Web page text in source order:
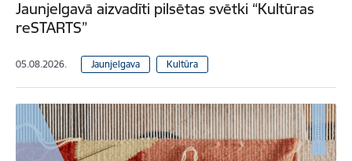
Jaunjelgavā aizvadīti pilsētas svētki “Kultūras
reSTARTS”
05.08.2026. Jaunjelgava Kultūra